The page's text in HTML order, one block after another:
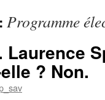
Programme
Laurence
? Non.